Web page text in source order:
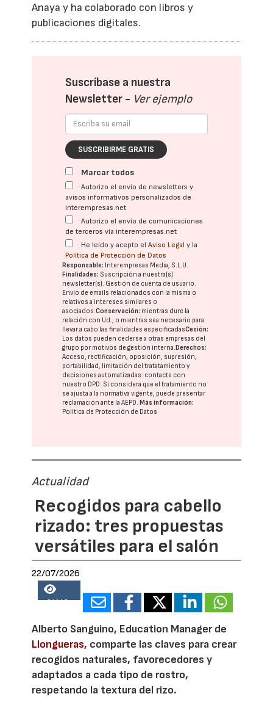
Anaya y ha colaborado con libros y
publicaciones digitales.
Suscríbase a nuestra
Newsletter - Ver ejemplo
SUSCRIBIRME GRATIS
Marcar todos
Autorizo el envío de newsletters y
avisos informativos personalizados de
interempresas.net
Autorizo el envío de comunicaciones
de terceros vía interempresas.net
He leído y acepto elAviso Legal y la
Política de Protección de Datos
Responsable: Interempresas Media, S.L.U.
Finalidades: Suscripción a nuestra(s)
newsletter(s). Gestión de cuenta de usuario.
Envío de emails relacionados con la misma o
relativos a intereses similares o
asociados.Conservación: mientras dure la
relación con Ud., o mientras sea necesario para
llevar a cabo las finalidades especificadasCesión:
Los datos pueden cederse a otras empresas del
grupo por motivos de gestión interna.Derechos:
Acceso, rectificación, oposición, supresión,
portabilidad, limitación del tratatamiento y
decisiones automatizadas: contacte con
nuestro DPD. Si considera que el tratamiento no
se ajusta a la normativa vigente, puede presentar
reclamación ante laAEPD.Más información:
Política de Protección de Datos
Actualidad
Recogidos para cabello
rizado: tres propuestas
versátiles para el salón
22/07/2026
24148
Alberto Sanguino, Education Manager de
Llongueras, comparte las claves para crear
recogidos naturales, favorecedores y
adaptados a cada tipo de rostro,
respetando la textura del rizo.